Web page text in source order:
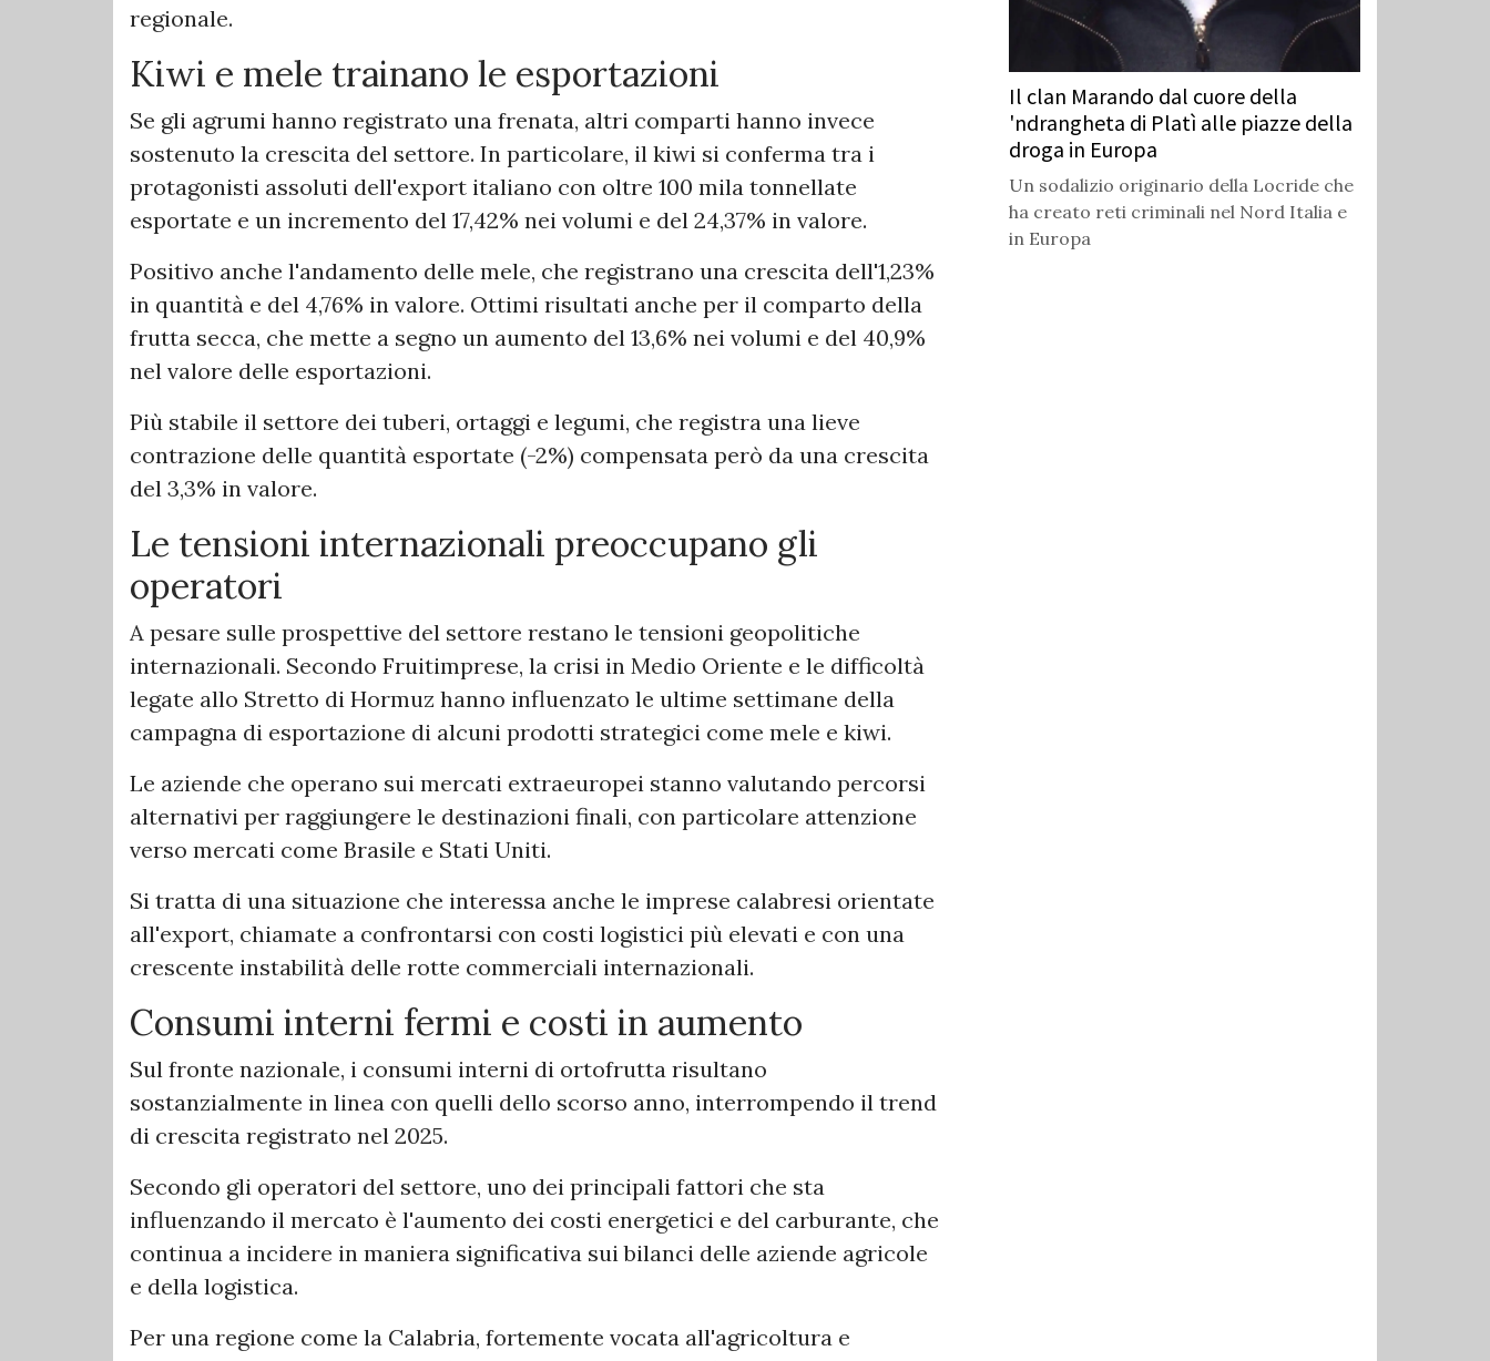
regionale.
Kiwi e mele trainano le esportazioni
Se gli agrumi hanno registrato una frenata, altri comparti hanno invece
sostenuto la crescita del settore. In particolare, il kiwi si conferma tra i
protagonisti assoluti dell'export italiano con oltre 100 mila tonnellate
esportate e un incremento del 17,42% nei volumi e del 24,37% in valore.
Positivo anche l'andamento delle mele, che registrano una crescita dell'1,23%
in quantità e del 4,76% in valore. Ottimi risultati anche per il comparto della
frutta secca, che mette a segno un aumento del 13,6% nei volumi e del 40,9%
nel valore delle esportazioni.
Più stabile il settore dei tuberi, ortaggi e legumi, che registra una lieve
contrazione delle quantità esportate (-2%) compensata però da una crescita
del 3,3% in valore.
Le tensioni internazionali preoccupano gli
operatori
A pesare sulle prospettive del settore restano le tensioni geopolitiche
internazionali. Secondo Fruitimprese, la crisi in Medio Oriente e le difficoltà
legate allo Stretto di Hormuz hanno influenzato le ultime settimane della
campagna di esportazione di alcuni prodotti strategici come mele e kiwi.
Le aziende che operano sui mercati extraeuropei stanno valutando percorsi
alternativi per raggiungere le destinazioni finali, con particolare attenzione
verso mercati come Brasile e Stati Uniti.
Si tratta di una situazione che interessa anche le imprese calabresi orientate
all'export, chiamate a confrontarsi con costi logistici più elevati e con una
crescente instabilità delle rotte commerciali internazionali.
Consumi interni fermi e costi in aumento
Sul fronte nazionale, i consumi interni di ortofrutta risultano
sostanzialmente in linea con quelli dello scorso anno, interrompendo il trend
di crescita registrato nel 2025.
Secondo gli operatori del settore, uno dei principali fattori che sta
influenzando il mercato è l'aumento dei costi energetici e del carburante, che
continua a incidere in maniera significativa sui bilanci delle aziende agricole
e della logistica.
Per una regione come la Calabria, fortemente vocata all'agricoltura e
Il clan Marando dal cuore della
'ndrangheta di Platì alle piazze della
droga in Europa
Un sodalizio originario della Locride che
ha creato reti criminali nel Nord Italia e
in Europa